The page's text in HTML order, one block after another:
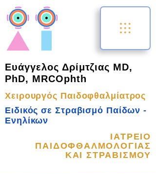
ΙΑΤΡΕΙΟ
ΠΑΙΔΟΦΘΑΛΜΟΛΟΓΙΑΣ
ΚΑΙ ΣΤΡΑΒΙΣΜΟΥ
Ευάγγελος Δρίμτζιας MD,
PhD, MRCOphth
Χειρουργός Παιδοφθαλμίατρος
Ειδικός σε Στραβισμό Παίδων -
Ενηλίκων